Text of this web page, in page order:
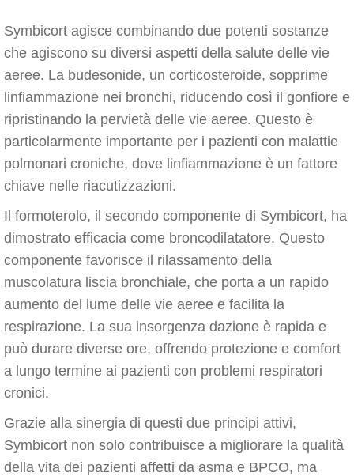
Symbicort agisce combinando due potenti sostanze
che agiscono su diversi aspetti della salute delle vie
aeree. La budesonide, un corticosteroide, sopprime
linfiammazione nei bronchi, riducendo così il gonfiore e
ripristinando la pervietà delle vie aeree. Questo è
particolarmente importante per i pazienti con malattie
polmonari croniche, dove linfiammazione è un fattore
chiave nelle riacutizzazioni.
Il formoterolo, il secondo componente di Symbicort, ha
dimostrato efficacia come broncodilatatore. Questo
componente favorisce il rilassamento della
muscolatura liscia bronchiale, che porta a un rapido
aumento del lume delle vie aeree e facilita la
respirazione. La sua insorgenza dazione è rapida e
può durare diverse ore, offrendo protezione e comfort
a lungo termine ai pazienti con problemi respiratori
cronici.
Grazie alla sinergia di questi due principi attivi,
Symbicort non solo contribuisce a migliorare la qualità
della vita dei pazienti affetti da asma e BPCO, ma